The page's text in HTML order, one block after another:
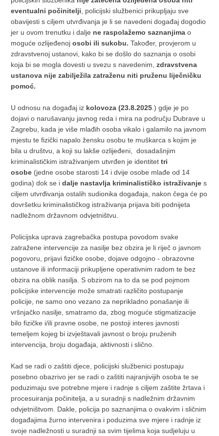
eventualni počinitelji , policijski službenici prikupljaju sve
obavijesti s ciljem utvrđivanja je li se navedeni događaj dogodio
jer u ovom trenutku i dalje ne raspolažemo saznanjima o
moguće ozlijeđenojosobi ili sukobu. Također, provjerom u
zdravstvenoj ustanovi, kako bi se došlo do saznanja o osobi
koja bi se mogla dovesti u svezu s navedenim,zdravstvena
ustanova nije zabilježila zatraženu niti pruženu liječničku
pomoć.
U odnosu na događaj iz kolovoza (23.8.2025 .) gdje je po
dojavi o narušavanju javnog reda i mira na području Dubrave u
Zagrebu, kada je više mlađih osoba vikalo i galamilo na javnom
mjestu te fizički napalo žensku osobu te muškarca s kojim je
bila u društvu, a koji su lakše ozlijeđeni, dosadašnjim
kriminalističkim istraživanjem utvrđen je identitettri
osobe (jedne osobe starosti 14 i dvije osobe mlađe od 14
godina) dok se idalje nastavlja kriminalističko istraživanje s
ciljem utvrđivanja ostalih sudionika događaja, nakon čega će po
dovršetku kriminalističkog istraživanja prijava biti podnijeta
nadležnom državnom odvjetništvu.
Policijska uprava zagrebačka postupa povodom svake
zatražene intervencije za nasilje bez obzira je li riječ o javnom
pogovoru, prijavi fizičke osobe, dojave odgojno - obrazovne
ustanove ili informaciji prikupljene operativnim radom te bez
obzira na oblik nasilja. S obzirom na to da se pod pojmom
policijske intervencije može smatrati različito postupanje
policije, ne samo ono vezano za neprikladno ponašanje ili
vršnjačko nasilje, smatramo da, zbog moguće stigmatizacije
bilo fizičke i/ili pravne osobe, ne postoji interes javnosti
temeljem kojeg bi izvještavali javnost o broju pruženih
intervencija, broju događaja, aktivnosti i slično.
Kad se radi o zaštiti djece, policijski službenici postupaju
posebno obazrivo jer se radi o zaštiti najranjivijih osoba te se
poduzimaju sve potrebne mjere i radnje s ciljem zaštite žrtava i
procesuiranja počinitelja, a u suradnji s nadležnim državnim
odvjetništvom. Dakle, policija po saznanjima o ovakvim i sličnim
događajima žurno intervenira i poduzima sve mjere i radnje iz
svoje nadležnosti u suradnji sa svim tijelima koja sudjeluju u